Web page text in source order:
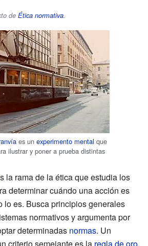
de Ética normativa.
es un experimento mental que
ilustrar y poner a prueba distintas
la rama de la ética que estudia los
determinar cuándo una acción es
lo es. Busca principios generales
normativos y argumenta por
determinadas normas. Un
criterio semejante es la regla de oro.